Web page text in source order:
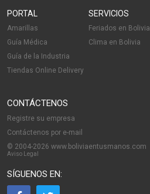
PORTAL
Amarillas
Guía Médica
Guía de la Industria
Tiendas Online Delivery
SERVICIOS
Feriados en Bolivia
Clima en Bolivia
CONTÁCTENOS
Registre su empresa
Contáctenos por e-mail
© 2004-2026 www.boliviaentusmanos.com
Aviso Legal
SÍGUENOS EN: